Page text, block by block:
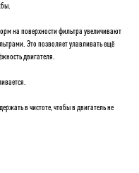
на поверхности фильтра увеличивают
Это позволяет улавливать ещё
двигателя.
в чистоте, чтобы в двигатель не